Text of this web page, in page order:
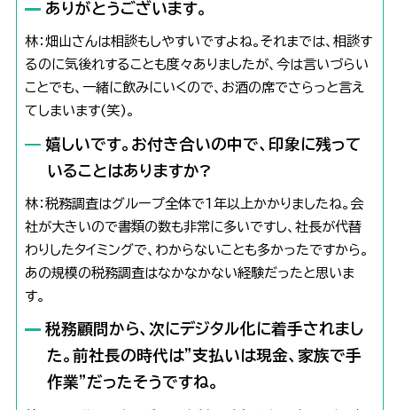
ありがとうございます。
林：畑山さんは相談もしやすいですよね。それまでは、相談す
るのに気後れすることも度々ありましたが、今は言いづらい
ことでも、一緒に飲みにいくので、お酒の席でさらっと言え
てしまいます(笑)。
嬉しいです。お付き合いの中で、印象に残って
いることはありますか?
林：税務調査はグループ全体で1年以上かかりましたね。会
社が大きいので書類の数も非常に多いですし、社長が代替
わりしたタイミングで、わからないことも多かったですから。
あの規模の税務調査はなかなかない経験だったと思いま
す。
税務顧問から、次にデジタル化に着手されまし
た。前社長の時代は"支払いは現金、家族で手
作業"だったそうですね。